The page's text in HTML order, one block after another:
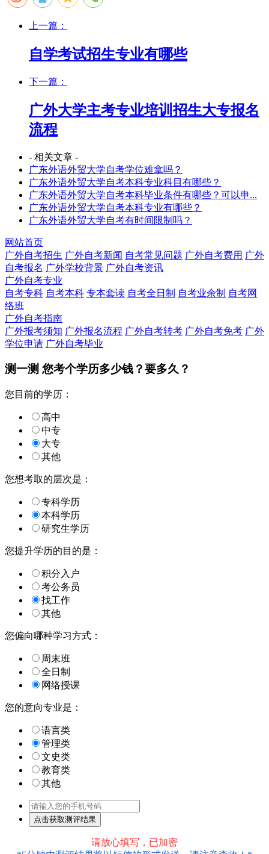
上一篇：
自学考试招生专业有哪些
下一篇：
广外大学主考专业培训招生大专报名
流程
- 相关文章 -
广东外语外贸大学自考学位难拿吗？
广东外语外贸大学自考本科专业科目有哪些？
广东外语外贸大学自考本科毕业条件有哪些？可以申...
广东外语外贸大学自考本科专业有哪些？
广东外语外贸大学自考有时间限制吗？
网站首页
广外自考招生 广外自考新闻 自考常见问题 广外自考费用 广外
自考报名 广外学校背景 广外自考资讯
广外自考专业
自考专科 自考本科 专本套读 自考全日制 自考业余制 自考网
络班
广外自考指南
广外报考须知 广外报名流程 广外自考转考 广外自考免考 广外
学位申请 广外自考毕业
测一测 您考个学历多少钱？要多久？
您目前的学历：
高中
中专
大专
其他
您想考取的层次是：
专科学历
本科学历
研究生学历
您提升学历的目的是：
积分入户
考公务员
找工作
其他
您偏向哪种学习方式：
周末班
全日制
网络授课
您的意向专业是：
语言类
管理类
文史类
教育类
其他
请放心填写，已加密